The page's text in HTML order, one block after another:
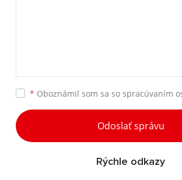
* Oboznámil som sa so spracúvaním
Odoslať správu
Rýchle odkazy